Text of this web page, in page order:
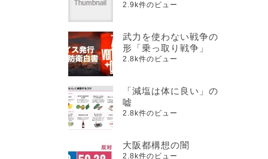
2.9k件のビュー
武力を使わない戦争の
形「乗っ取り戦争」
2.8k件のビュー
「減塩は体に良い」の
嘘
2.8k件のビュー
大阪都構想の闇
2.8k件のビュー